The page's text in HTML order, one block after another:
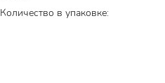
Количество в упаковке: